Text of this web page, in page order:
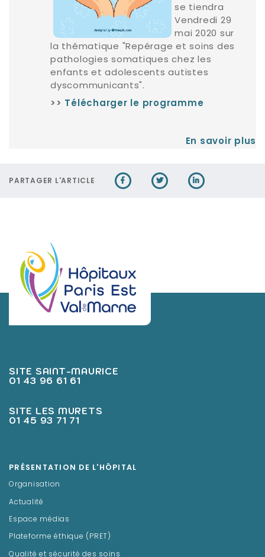
se tiendra
Vendredi 29
mai 2020 sur
la thématique "Repérage et soins des
pathologies somatiques chez les
enfants et adolescents autistes
dyscommunicants".
>> Télécharger le programme
En savoir plus
PARTAGER L'ARTICLE
SITE SAINT-MAURICE
01 43 96 61 61
SITE LES MURETS
01 45 93 71 71
PRÉSENTATION DE L'HÔPITAL
Organisation
Actualité
Espace médias
Plateforme éthique (PRET)
Qualité et sécurité des soins